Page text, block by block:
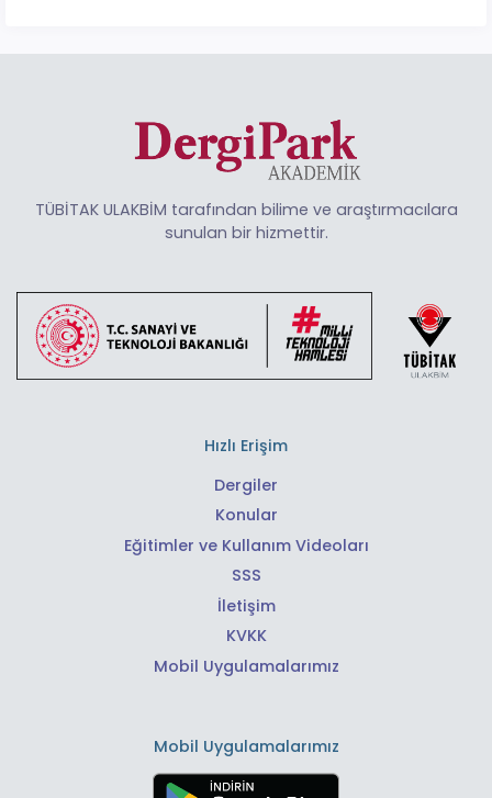
TÜBİTAK ULAKBİM tarafından bilime ve araştırmacılara
sunulan bir hizmettir.
Hızlı Erişim
Dergiler
Konular
Eğitimler ve Kullanım Videoları
SSS
İletişim
KVKK
Mobil Uygulamalarımız
Mobil Uygulamalarımız